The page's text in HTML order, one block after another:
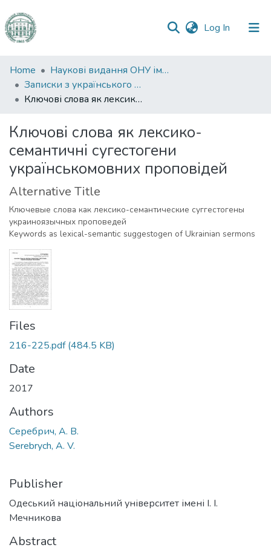
Log In (current)
Communities
&
Collections
Statistics
Home
Наукові видання ОНУ імені І. І. Мечникова
Записки з українського мовознавства
Ключові слова як лексико-семантичні сугестогени українськомовних проповідей
Ключові слова як лексико-
семантичні сугестогени
українськомовних проповідей
Alternative Title
Ключевые слова как лексико-семантические суггестогены
украиноязычных проповедей
Keywords as lexical-semantic suggestogen of Ukrainian sermons
Files
216-225.pdf(484.5 KB)
Date
2017
Authors
Серебрич, А. В.
Serebrych, A. V.
Publisher
Одеський національний університет імені І. І.
Мечникова
Abstract